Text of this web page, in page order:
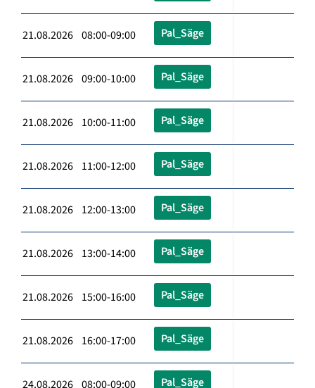
21.08.2026 08:00-09:00 Pal_Säge
21.08.2026 09:00-10:00 Pal_Säge
21.08.2026 10:00-11:00 Pal_Säge
21.08.2026 11:00-12:00 Pal_Säge
21.08.2026 12:00-13:00 Pal_Säge
21.08.2026 13:00-14:00 Pal_Säge
21.08.2026 15:00-16:00 Pal_Säge
21.08.2026 16:00-17:00 Pal_Säge
24.08.2026 08:00-09:00 Pal_Säge